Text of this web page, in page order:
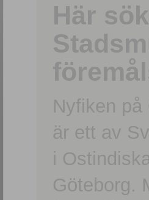
Här
Nyfiken
är ett av
i
Göteborg.